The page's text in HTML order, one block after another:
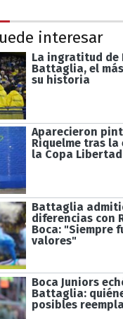
interesar
La ingratitud de
Battaglia, el
su historia
Aparecieron
Riquelme tras
la Copa
Battaglia
diferencias con
Boca: "Siempre
valores"
Boca Juniors
Battaglia:
posibles